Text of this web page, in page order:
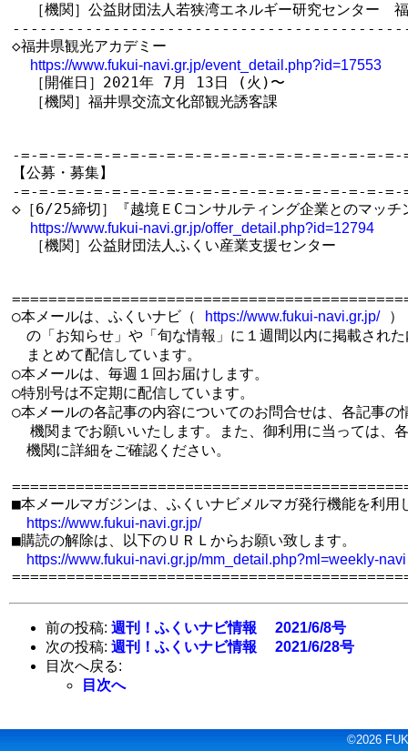
［機関］公益財団法人若狭湾エネルギー研究センター
◇福井県観光アカデミー
https://www.fukui-navi.gr.jp/event_detail.php?id=17553
  ［開催日］2021年 7月 13日 (火)〜
  ［機関］福井県交流文化部観光誘客課
-=-=-=-=-=-=-=-=-=-=-=-=-=-=-=-=-=-=-=-=-
【公募・募集】
-=-=-=-=-=-=-=-=-=-=-=-=-=-=-=-=-=-=-=-=-
◇［6/25締切］『越境ＥCコンサルティング企業とのマッチ
https://www.fukui-navi.gr.jp/offer_detail.php?id=12794
  ［機関］公益財団法人ふくい産業支援センター
○本メールは、ふくいナビ（
https://www.fukui-navi.gr.jp/ ）
の「お知らせ」や「旬な情報」に１週間以内に掲載され
まとめて配信しています。
○本メールは、毎週１回お届けします。
○特別号は不定期に配信しています。
○本メールの各記事の内容についてのお問合せは、各記事の
機関までお願いいたします。また、御利用に当っては、
機関に詳細をご確認ください。
■本メールマガジンは、ふくいナビメルマガ発行機能を利用
https://www.fukui-navi.gr.jp/
■購読の解除は、以下のＵＲＬからお願い致します。
https://www.fukui-navi.gr.jp/mm_detail.php?ml=weekly-navi
前の投稿: 週刊！ふくいナビ情報 2021/6/8号
次の投稿: 週刊！ふくいナビ情報 2021/6/28号
目次へ戻る:
目次へ
©2026